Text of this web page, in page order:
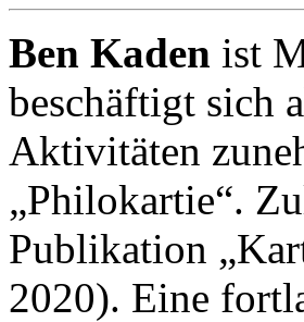
Ben Kaden ist
beschäftigt sich
Aktivitäten
„Philokartie“.
Publikation
2020). Eine